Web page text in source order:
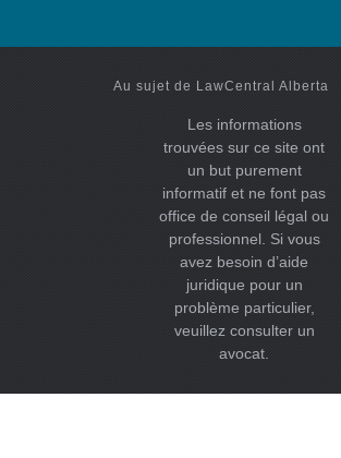
Au sujet de LawCentral Alberta
Les informations
trouvées sur ce site ont
un but purement
informatif et ne font pas
office de conseil légal ou
professionnel. Si vous
avez besoin d’aide
juridique pour un
problème particulier,
veuillez consulter un
avocat.